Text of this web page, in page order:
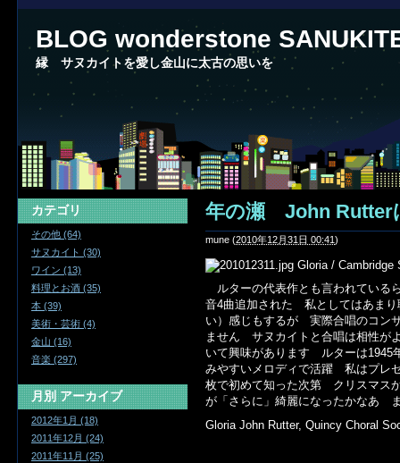
BLOG wonderstone
縁 サヌカイトを愛し金山に太古の思いを
年の瀬 John Rutter
mune (2010年12月31日 00:41)
Gloria /
ルターの代表作とも言われている
音4曲追加された 私としてはあま
い）感じもするが 実際合唱のコン
ません サヌカイトと合唱は相性が
いて興味があります ルターは1945
みやすいメロディで活躍 私はプレ
枚で初めて知った次第 クリスマス
が「さらに」綺麗になったかな
Gloria John Rutter, Quincy Choral
カテゴリ
その他 (64)
サヌカイト (30)
ワイン (13)
料理とお酒 (35)
本 (39)
美術・芸術 (4)
金山 (16)
音楽 (297)
月別アーカイブ
2012年1月 (18)
2011年12月 (24)
2011年11月 (25)